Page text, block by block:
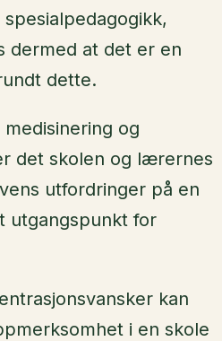
dermed at det er en
dette.
og
det skolen og lærernes
utfordringer på en
utgangspunkt for
kan
i en skole